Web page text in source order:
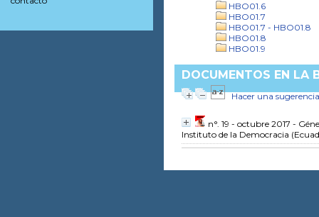
HBO01.6
HBO01.7
HBO01.7 - HBO01.8
HBO01.8
HBO01.9
DOCUMENTOS EN LA
Hacer una sugerencia
n°. 19 - octubre 2017 -
Instituto de la Democracia